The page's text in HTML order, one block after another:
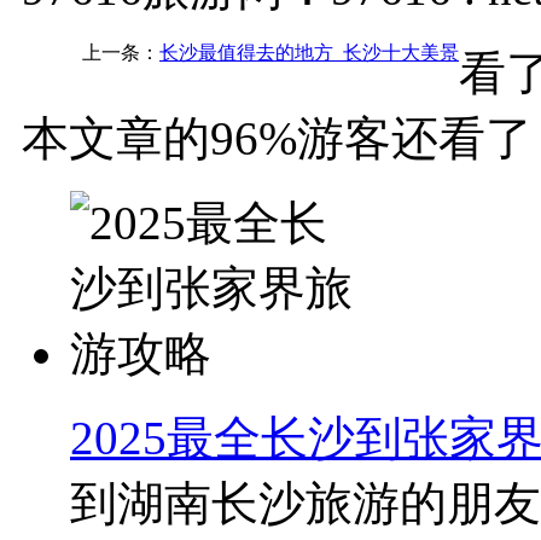
上一条： 长沙最值得去的地方_长沙十大美景看
本文章的96%游客还看
2025最全长沙到张家
到湖南长沙旅游的朋